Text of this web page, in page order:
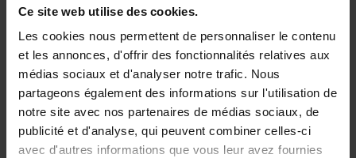
Ce site web utilise des cookies.
Les cookies nous permettent de personnaliser le contenu
et les annonces, d'offrir des fonctionnalités relatives aux
médias sociaux et d'analyser notre trafic. Nous
partageons également des informations sur l'utilisation de
notre site avec nos partenaires de médias sociaux, de
publicité et d'analyse, qui peuvent combiner celles-ci
avec d'autres informations que vous leur avez fournies
Lit médicalisé enfant Kalin
Winncare
En magasin uniquement
Lit médicalisé X'Press Low
Winncare
En magasin uniquement